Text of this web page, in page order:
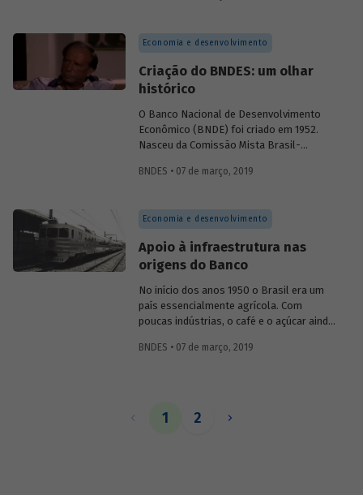
empresários e empreendedores para o
emprego e renda.
Economia e desenvolvimento
Criação do BNDES: um olhar
histórico
O Banco Nacional de Desenvolvimento
Econômico (BNDE) foi criado em 1952.
Nasceu da Comissão Mista Brasil-
técnicos americanos e brasileiros na
para o desenvolvimento econômico do
país. Ary Frederico Torres, que também
presidiu a equipe brasileira da CMBEU, foi
o primeiro presidente do BNDE, que só
teve o S de "social" incorporado a sua
sigla nos anos 1980.
BNDES • 07 de março, 2019
Economia e desenvolvimento
Apoio à infraestrutura nas
origens do Banco
No início dos anos 1950 o Brasil era um
país essencialmente agrícola. Com
poucas indústrias, o café e o açúcar ainda
dos produtos consumidos no país era
O plano tinha o objetivo de expandir
BNDES • 07 de março, 2019
1 2